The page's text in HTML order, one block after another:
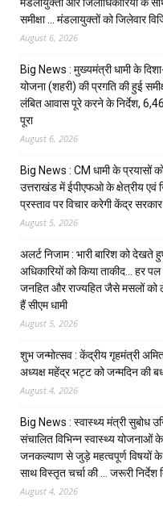
समीक्षा … मंडलायुक्तों को जिलेवार
August 6, 2026
Big News : मुख्यमंत्री धामी के
योजना (शहरी) की प्रगति की हुई
लंबित आवास पूरे करने के निर्देश,
पूरा
August 6, 2026
Big News : CM धामी के प्रयासों
उत्तराखंड में ईपीएफओ के क्षेत्रीय एवं
प्रस्ताव पर विचार करेगी केंद्र सरकार
August 5, 2026
अलर्ट निजाम : भारी बारिश को देखते
अधिकारियों को किया ताकीद… हर पल
जनहित और राज्यहित जैसे मसलों
हैं सीएम धामी
August 5, 2026
शुभ जन्मोत्सव : केंद्रीय गृहमंत्री
अध्यक्ष महेंद्र भट्ट को जन्मदिन की
August 4, 2026
Big News : स्वास्थ्य मंत्री सुबोध
संचालित विभिन्न स्वास्थ्य योजनाओं के
जनकल्याण से जुड़े महत्वपूर्ण विषयों
साथ विस्तृत चर्चा की … जरूरी निर्देश
August 4, 2026